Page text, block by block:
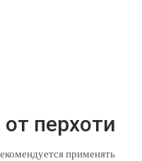
перхоти
применять